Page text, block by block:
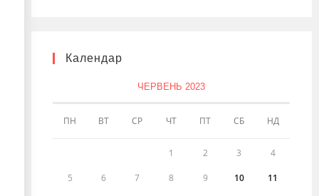
Календар
ЧЕРВЕНЬ 2023
ПН ВТ СР ЧТ ПТ СБ НД
1 2 3 4
5 6 7 8 9 10 11